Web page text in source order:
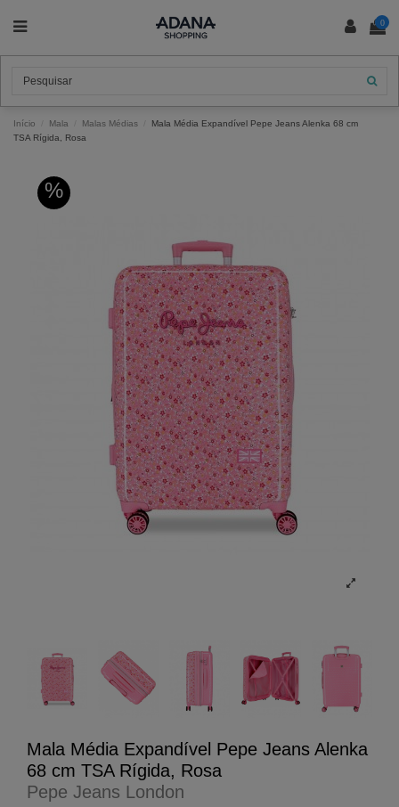
0
Início Mala Malas Médias
Mala Média Expandível Pepe Jeans Alenka 68 cm
TSA Rígida, Rosa
%
Mala Média Expandível Pepe Jeans Alenka
68 cm TSA Rígida, Rosa
Pepe Jeans London